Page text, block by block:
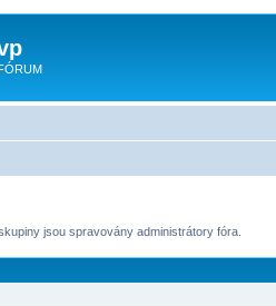
jsou spravovány administrátory fóra.